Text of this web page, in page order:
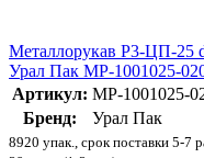
Металлорукав Р3-ЦП-25
Урал Пак МР-1001025-
Артикул: МР-1001025-
Бренд:
Урал Пак
8920 упак., срок поставки 5-7